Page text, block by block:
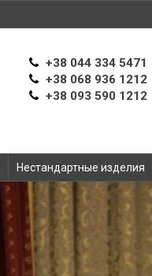
+38 044 334 5471
+38 068 936 1212
+38 093 590 1212
Нестандартные изделия